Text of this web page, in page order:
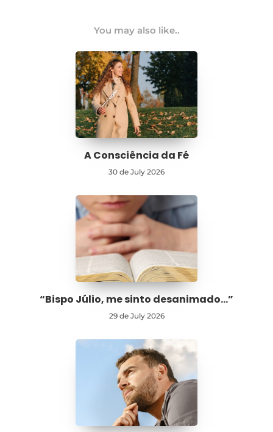
You may also like..
A Consciência da Fé
30 de July 2026
“Bispo Júlio, me sinto desanimado…”
29 de July 2026